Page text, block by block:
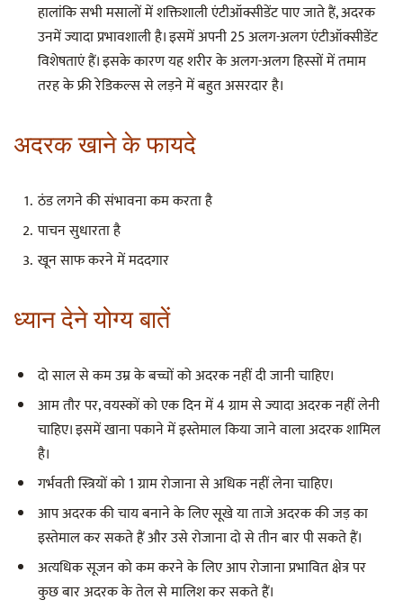
हालांकि सभी मसालों में शक्तिशाली एंटीऑक्सीडेंट पाए जाते हैं, अदरक
उनमें ज्यादा प्रभावशाली है। इसमें अपनी 25 अलग-अलग एंटीऑक्सीडेंट
विशेषताएं हैं। इसके कारण यह शरीर के अलग-अलग हिस्सों में तमाम
तरह के फ्री रेडिकल्स से लड़ने में बहुत असरदार है।
अदरक खाने के फायदे
ठंड लगने की संभावना कम करता है
पाचन सुधारता है
खून साफ करने में मददगार
ध्यान देने योग्य बातें
दो साल से कम उम्र के बच्चों को अदरक नहीं दी जानी चाहिए।
आम तौर पर, वयस्कों को एक दिन में 4 ग्राम से ज्यादा अदरक नहीं लेनी
चाहिए। इसमें खाना पकाने में इस्तेमाल किया जाने वाला अदरक शामिल
है।
गर्भवती स्त्रियों को 1 ग्राम रोजाना से अधिक नहीं लेना चाहिए।
आप अदरक की चाय बनाने के लिए सूखे या ताजे अदरक की जड़ का
इस्तेमाल कर सकते हैं और उसे रोजाना दो से तीन बार पी सकते हैं।
अत्यधिक सूजन को कम करने के लिए आप रोजाना प्रभावित क्षेत्र पर
कुछ बार अदरक के तेल से मालिश कर सकते हैं।